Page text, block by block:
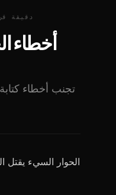
9 دقيقة
أخطاء
تجنب أخطاء كتابة
الحوار السيء يقتل